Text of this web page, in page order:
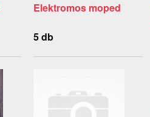
Elektromos moped
5 db